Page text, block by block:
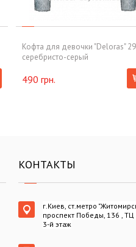
Кофта для девочки "Deloras"
серебристо-серый
490 грн.
КОНТАКТЫ
г.Киев, ст.метро
проспект Победы, 136 , ТЦ
3-й этаж